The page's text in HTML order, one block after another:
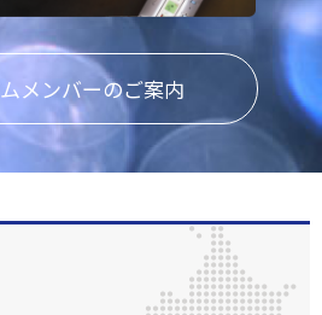
メンバーのご案内